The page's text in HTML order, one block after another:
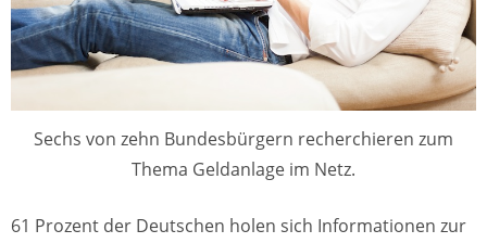
Sechs von zehn Bundesbürgern recherchieren zum
Thema Geldanlage im Netz.
61 Prozent der Deutschen holen sich Informationen zur